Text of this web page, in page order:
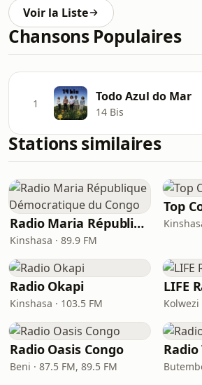
Voir la Liste
Chansons Populaires
1 Todo Azul do Mar
14 Bis
Stations similaires
Radio Maria République Démocratique du Congo
Kinshasa · 89.9 FM
Top
Radio Okapi
Kinshasa · 103.5 FM
LIFE
Kolwezi
Radio Oasis Congo
Beni · 87.5 FM, 89.5 FM